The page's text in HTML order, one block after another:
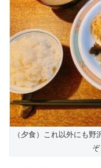
（夕食）これ以外にも